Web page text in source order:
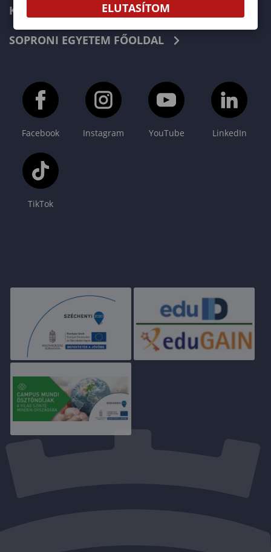
KAPCSOLAT
SOPRONI EGYETEM FŐOLDAL
Facebook Instagram YouTube LinkedIn
TikTok
ELUTASÍTOM